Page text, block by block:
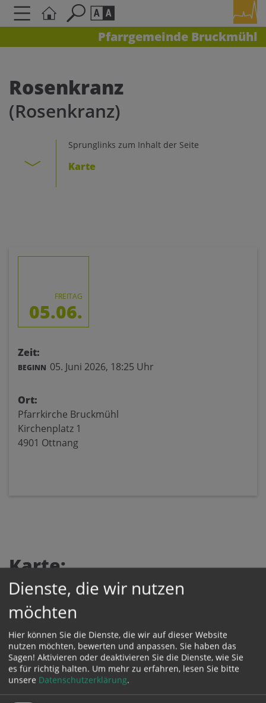
Pfarrgemeinde Bruckmühl
Schriftgröße
AAA
Kontrasteinstellungen
A
Rosenkranz
(Rosenkranz)
Sprunglinks zum Inhalt der Seite
Karte
FREITAG
05.06.
Zeit:
BEGINN 05. Juni 2026, 18:25 Uhr
Ort:
Pfarrkirche Bruckmühl
Kirchenplatz 1
4901 Ottnang
Karte:
Bitte akzeptieren Sie
Cookies von Google Mapsund
laden Sie
die Seite neu, um diesen Inhalt sehen zu können.
Dienste, die wir nutzen
möchten
Hier können Sie die Dienste, die wir auf dieser Website
nutzen möchten, bewerten und anpassen. Sie haben das
Sagen! Aktivieren oder deaktivieren Sie die Dienste, wie Sie
es für richtig halten. Um mehr zu erfahren, lesen Sie bitte
unsere Datenschutzerklärung.